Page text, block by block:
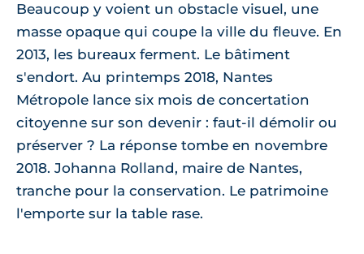
Beaucoup y voient un obstacle visuel, une
masse opaque qui coupe la ville du fleuve. En
2013, les bureaux ferment. Le bâtiment
s'endort. Au printemps 2018, Nantes
Métropole lance six mois de concertation
citoyenne sur son devenir : faut-il démolir ou
préserver ? La réponse tombe en novembre
2018. Johanna Rolland, maire de Nantes,
tranche pour la conservation. Le patrimoine
l'emporte sur la table rase.